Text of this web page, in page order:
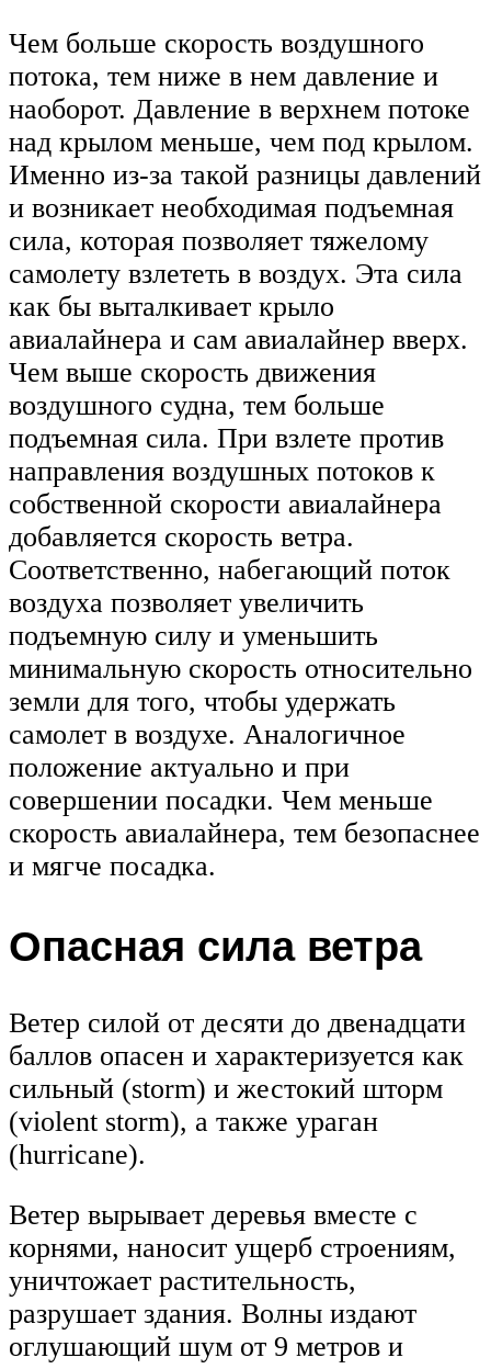
Чем больше скорость воздушного
потока, тем ниже в нем давление и
наоборот. Давление в верхнем потоке
над крылом меньше, чем под крылом.
Именно из-за такой разницы давлений
и возникает необходимая подъемная
сила, которая позволяет тяжелому
самолету взлететь в воздух. Эта сила
как бы выталкивает крыло
авиалайнера и сам авиалайнер вверх.
Чем выше скорость движения
воздушного судна, тем больше
подъемная сила. При взлете против
направления воздушных потоков к
собственной скорости авиалайнера
добавляется скорость ветра.
Соответственно, набегающий поток
воздуха позволяет увеличить
подъемную силу и уменьшить
минимальную скорость относительно
земли для того, чтобы удержать
самолет в воздухе. Аналогичное
положение актуально и при
совершении посадки. Чем меньше
скорость авиалайнера, тем безопаснее
и мягче посадка.
Опасная сила ветра
Ветер силой от десяти до двенадцати
баллов опасен и характеризуется как
сильный (storm) и жестокий шторм
(violent storm), а также ураган
(hurricane).
Ветер вырывает деревья вместе с
корнями, наносит ущерб строениям,
уничтожает растительность,
разрушает здания. Волны издают
оглушающий шум от 9 метров и